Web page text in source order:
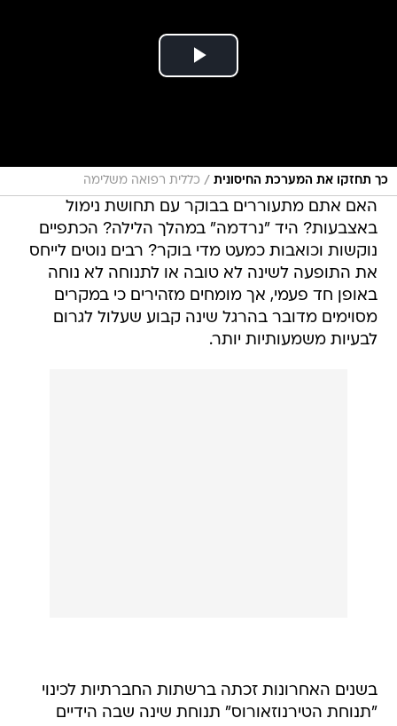
כך תחזקו את המערכת החיסונית / כללית רפואה משלימה
האם אתם מתעוררים בבוקר עם תחושת נימול
באצבעות? היד "נרדמה" במהלך הלילה? הכתפיים
נוקשות וכואבות כמעט מדי בוקר? רבים נוטים לייחס
את התופעה לשינה לא טובה או לתנוחה לא נוחה
באופן חד פעמי, אך מומחים מזהירים כי במקרים
מסוימים מדובר בהרגל שינה קבוע שעלול לגרום
לבעיות משמעותיות יותר.
בשנים האחרונות זכתה ברשתות החברתיות לכינוי
"תנוחת הטירנוזאורוס" תנוחת שינה שבה הידיים